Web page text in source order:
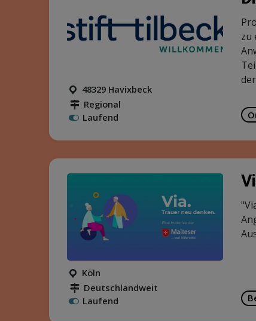
48329 Havixbeck
Regional
Laufend
zu
Köln
Deutschlandweit
Laufend